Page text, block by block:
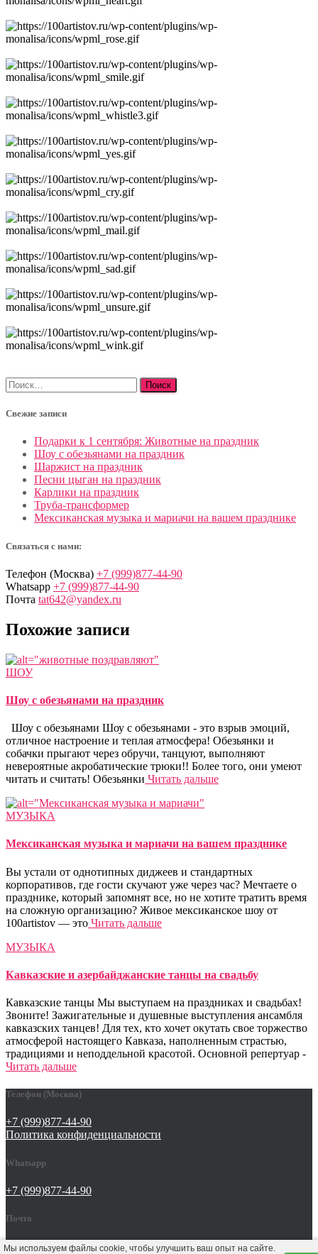
Найти:
Свежие записи
Подарки к 1 сентября: Животные на праздник
Шоу с обезьянами на праздник
Шаржист на праздник
Песни цыган на праздник
Карлики на праздник
Труба-трансформер
Мексиканская музыка и мариачи на вашем празднике
Связаться с нами:
Телефон (Москва) +7 (999)877-44-90
Whatsapp +7 (999)877-44-90
Почта tat642@yandex.ru
Похожие записи
ШОУ
Шоу с обезьянами на праздник
Шоу с обезьянами Шоу с обезьянами - это взрыв эмоций,
отличное настроение и теплая атмосфера! Обезьянки и
собачки прыгают через обручи, танцуют, выполняют
невероятные акробатические трюки!! Более того, они умеют
читать и считать! Обезьянки Читать дальше
МУЗЫКА
Мексиканская музыка и мариачи на вашем празднике
Вы устали от однотипных диджеев и стандартных
корпоративов, где гости скучают уже через час? Мечтаете о
празднике, который запомнят все, но не хотите тратить время
на сложную организацию? Живое мексиканское шоу от
100artistov — это Читать дальше
МУЗЫКА
Кавказские и азербайджанские танцы на свадьбу
Кавказские танцы Мы выступаем на праздниках и свадьбах!
Звоните! Зажигательные и душевные выступления ансамбля
кавказских танцев! Для тех, кто хочет окутать свое торжество
атмосферой настоящего Кавказа, наполненным страстью,
традициями и неподдельной красотой. Основной репертуар -
Читать дальше
Телефон (Москва)
+7 (999)877-44-90
Политика конфиденциальности
Мы используем файлы cookie, чтобы улучшить ваш опыт на сайте.
Whatsapp
+7 (999)877-44-90
Почта
tat642@yandex.ru